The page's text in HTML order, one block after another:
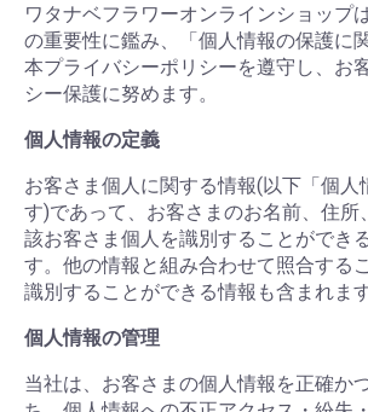
ワタナベフラワーオンラインショップ
の重要性に鑑み、「個人情報の保護に
本プライバシーポリシーを遵守し、お
シー保護に努めます。
個人情報の定義
お客さま個人に関する情報(以下「個人
す)であって、お客さまのお名前、住所
該お客さま個人を識別することができ
す。他の情報と組み合わせて照合する
識別することができる情報も含まれます
個人情報の管理
当社は、お客さまの個人情報を正確か